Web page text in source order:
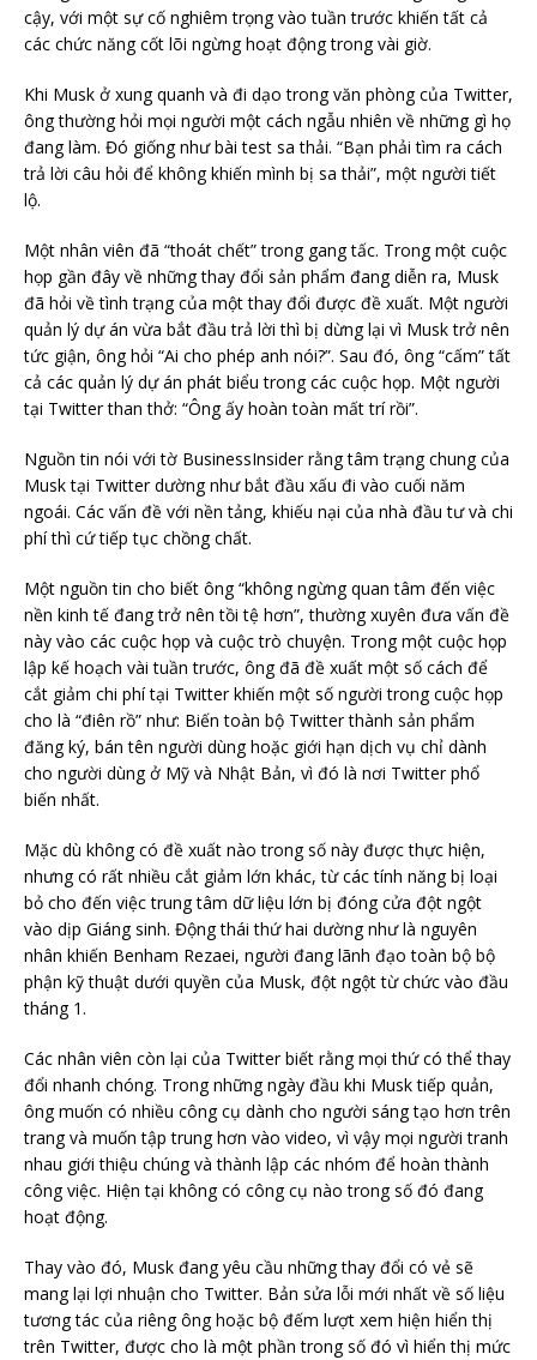
cậy, với một sự cố nghiêm trọng vào tuần trước khiến tất cả
các chức năng cốt lõi ngừng hoạt động trong vài giờ.
Khi Musk ở xung quanh và đi dạo trong văn phòng của Twitter,
ông thường hỏi mọi người một cách ngẫu nhiên về những gì họ
đang làm. Đó giống như bài test sa thải. “Bạn phải tìm ra cách
trả lời câu hỏi để không khiến mình bị sa thải”, một người tiết
lộ.
Một nhân viên đã “thoát chết” trong gang tấc. Trong một cuộc
họp gần đây về những thay đổi sản phẩm đang diễn ra, Musk
đã hỏi về tình trạng của một thay đổi được đề xuất. Một người
quản lý dự án vừa bắt đầu trả lời thì bị dừng lại vì Musk trở nên
tức giận, ông hỏi “Ai cho phép anh nói?”. Sau đó, ông “cấm” tất
cả các quản lý dự án phát biểu trong các cuộc họp. Một người
tại Twitter than thở: “Ông ấy hoàn toàn mất trí rồi”.
Nguồn tin nói với tờ BusinessInsider rằng tâm trạng chung của
Musk tại Twitter dường như bắt đầu xấu đi vào cuối năm
ngoái. Các vấn đề với nền tảng, khiếu nại của nhà đầu tư và chi
phí thì cứ tiếp tục chồng chất.
Một nguồn tin cho biết ông “không ngừng quan tâm đến việc
nền kinh tế đang trở nên tồi tệ hơn”, thường xuyên đưa vấn đề
này vào các cuộc họp và cuộc trò chuyện. Trong một cuộc họp
lập kế hoạch vài tuần trước, ông đã đề xuất một số cách để
cắt giảm chi phí tại Twitter khiến một số người trong cuộc họp
cho là “điên rồ” như: Biến toàn bộ Twitter thành sản phẩm
đăng ký, bán tên người dùng hoặc giới hạn dịch vụ chỉ dành
cho người dùng ở Mỹ và Nhật Bản, vì đó là nơi Twitter phổ
biến nhất.
Mặc dù không có đề xuất nào trong số này được thực hiện,
nhưng có rất nhiều cắt giảm lớn khác, từ các tính năng bị loại
bỏ cho đến việc trung tâm dữ liệu lớn bị đóng cửa đột ngột
vào dịp Giáng sinh. Động thái thứ hai dường như là nguyên
nhân khiến Benham Rezaei, người đang lãnh đạo toàn bộ bộ
phận kỹ thuật dưới quyền của Musk, đột ngột từ chức vào đầu
tháng 1.
Các nhân viên còn lại của Twitter biết rằng mọi thứ có thể thay
đổi nhanh chóng. Trong những ngày đầu khi Musk tiếp quản,
ông muốn có nhiều công cụ dành cho người sáng tạo hơn trên
trang và muốn tập trung hơn vào video, vì vậy mọi người tranh
nhau giới thiệu chúng và thành lập các nhóm để hoàn thành
công việc. Hiện tại không có công cụ nào trong số đó đang
hoạt động.
Thay vào đó, Musk đang yêu cầu những thay đổi có vẻ sẽ
mang lại lợi nhuận cho Twitter. Bản sửa lỗi mới nhất về số liệu
tương tác của riêng ông hoặc bộ đếm lượt xem hiện hiển thị
trên Twitter, được cho là một phần trong số đó vì hiển thị mức